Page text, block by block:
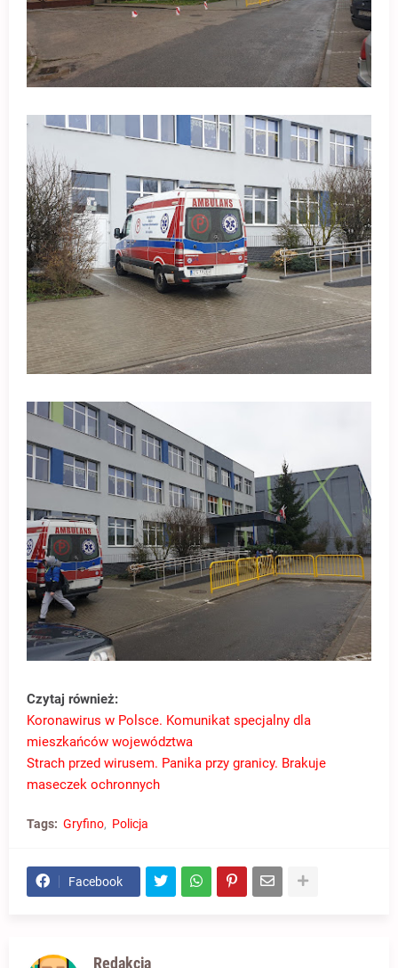
Czytaj również:
Koronawirus w Polsce. Komunikat specjalny dla
mieszkańców województwa
Strach przed wirusem. Panika przy granicy. Brakuje
maseczek ochronnych
Tags: Gryfino Policja
Facebook
Redakcja